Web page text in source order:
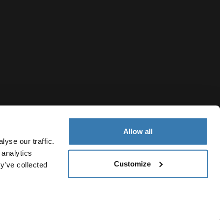
our traffic.
collected
Allow all
Customize
Evästekäytäntö Evästeasetukset Current market/